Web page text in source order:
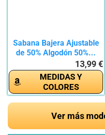
Sabana Bajera Ajustable
de 50% Algodón 50%...
13,99 €
MEDIDAS Y
COLORES
Ver más